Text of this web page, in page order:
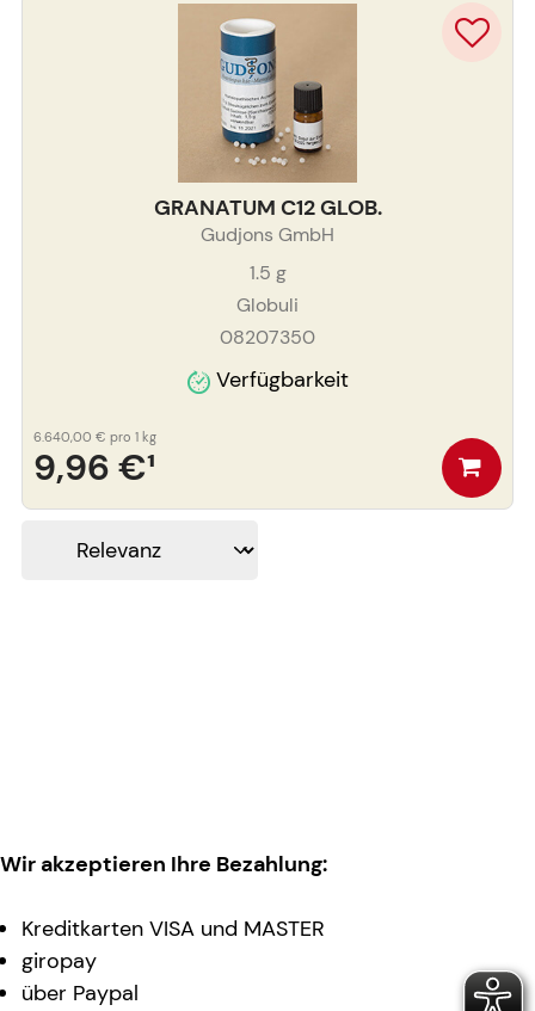
GRANATUM C12 GLOB.
Gudjons GmbH
1.5 g
Globuli
08207350
Verfügbarkeit
9,96 €¹
6.640,00 € pro 1 kg
Wir akzeptieren Ihre Bezahlung:
Kreditkarten VISA und MASTER
giropay
über Paypal